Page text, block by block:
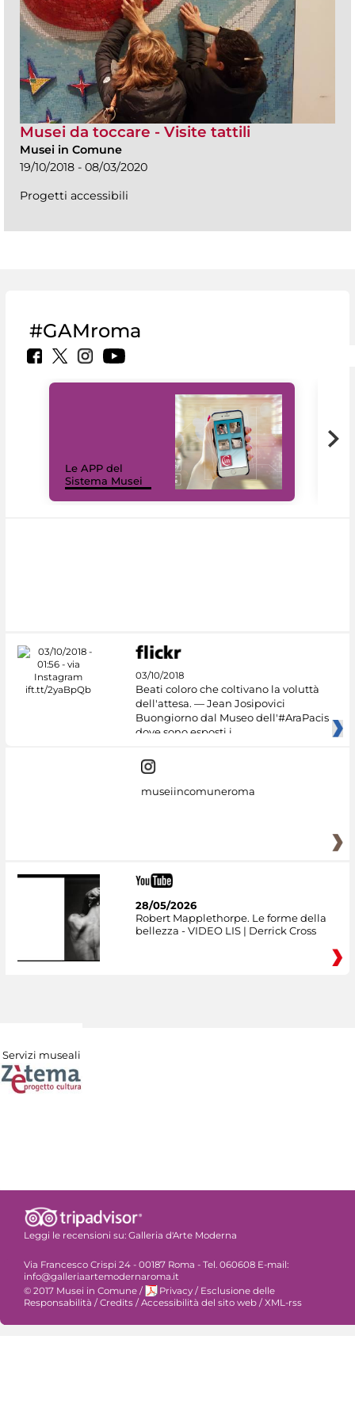
Musei da toccare - Visite tattili
Musei in Comune
19/10/2018 - 08/03/2020
Progetti accessibili
#GAMroma
Le APP del
Sistema Musei
03/10/2018
Beati coloro che coltivano la voluttà
dell'attesa. — Jean Josipovici
Buongiorno dal Museo dell'#AraPacis
dove sono esposti i
museiincomuneroma
28/05/2026
Robert Mapplethorpe. Le forme della
bellezza - VIDEO LIS | Derrick Cross
Servizi museali
Leggi le recensioni su: Galleria d'Arte Moderna
Via Francesco Crispi 24 - 00187 Roma - Tel. 060608 E-mail:
info@galleriaartemodernaroma.it
© 2017 Musei in Comune / Privacy / Esclusione delle
Responsabilità / Credits / Accessibilità del sito web / XML-rss